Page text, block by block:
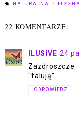
NATURALNA
22 KOMENTARZE:
ILUSIVE 24
"falują"...
ODPOWIEDZ